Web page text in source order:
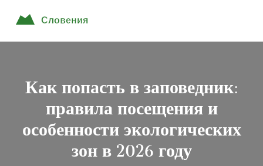
Как попасть в заповедник:
правила посещения и
особенности экологических
зон в 2026 году